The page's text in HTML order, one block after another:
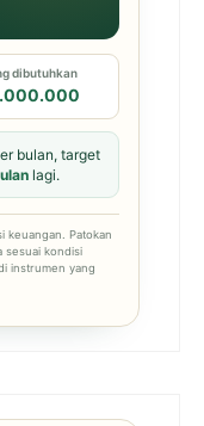
dibutuhkan
bulan, target
lagi.
keuangan. Patokan
sesuai kondisi
instrumen yang